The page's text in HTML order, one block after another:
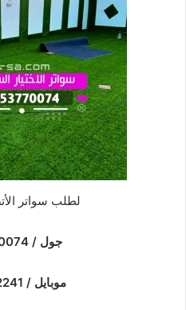
لطلب سواتر
جول / 0553770074
موبايل / 0548682241